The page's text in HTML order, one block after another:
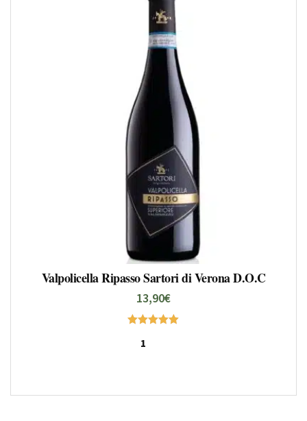
Valpolicella Ripasso Sartori di Verona D.O.C
13,90€